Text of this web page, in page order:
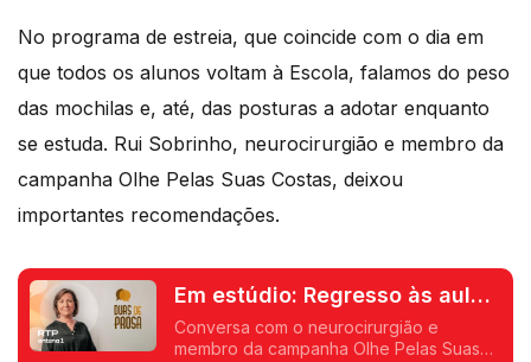
No programa de estreia, que coincide com o dia em
que todos os alunos voltam à Escola, falamos do peso
das mochilas e, até, das posturas a adotar enquanto
se estuda. Rui Sobrinho, neurocirurgião e membro da
campanha Olhe Pelas Suas Costas, deixou
importantes recomendações.
Em estúdio: Regresso às aulas
e o peso das mochilas
Conversa com o neurocirurgião e
membro da campanha Olhe Pelas Suas